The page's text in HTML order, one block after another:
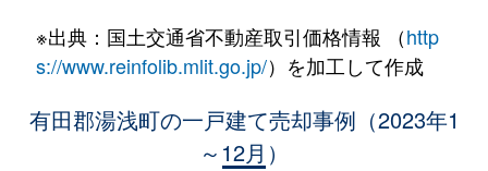
※出典：国土交通省不動産取引価格情報 （http
s://www.reinfolib.mlit.go.jp/）を加工して作成
有田郡湯浅町の一戸建て売却事例（2023年1
～12月）